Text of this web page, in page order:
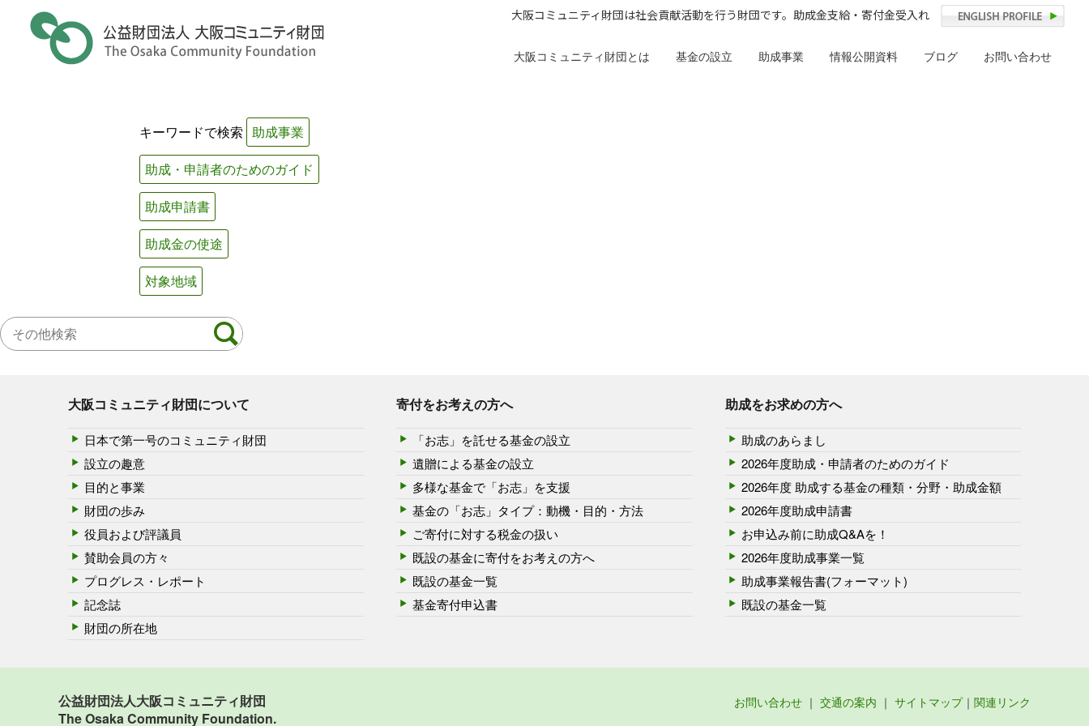
大阪コミュニティ財団は社会貢献活動を行う財団です。助成金支給・寄付金受入れ
大阪コミュニティ財団とは 基金の設立 助成事業 情報公開資料 ブログ お問い合わせ
キーワードで検索 助成事業
助成・申請者のためのガイド
助成申請書
助成金の使途
対象地域
大阪コミュニティ財団について
日本で第一号のコミュニティ財団
設立の趣意
目的と事業
財団の歩み
役員および評議員
賛助会員の方々
プログレス・レポート
記念誌
財団の所在地
寄付をお考えの方へ
「お志」を託せる基金の設立
遺贈による基金の設立
多様な基金で「お志」を支援
基金の「お志」タイプ：動機・目的・方法
ご寄付に対する税金の扱い
既設の基金に寄付をお考えの方へ
既設の基金一覧
基金寄付申込書
助成をお求めの方へ
助成のあらまし
2026年度助成・申請者のためのガイド
2026年度 助成する基金の種類・分野・助成金額
2026年度助成申請書
お申込み前に助成Q&Aを！
2026年度助成事業一覧
助成事業報告書(フォーマット)
既設の基金一覧
公益財団法人大阪コミュニティ財団
The Osaka Community Foundation.
お問い合わせ ｜ 交通の案内 ｜ サイトマップ｜ 関連リンク